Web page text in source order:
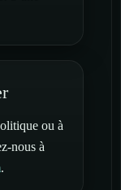
ou à
nous à
.